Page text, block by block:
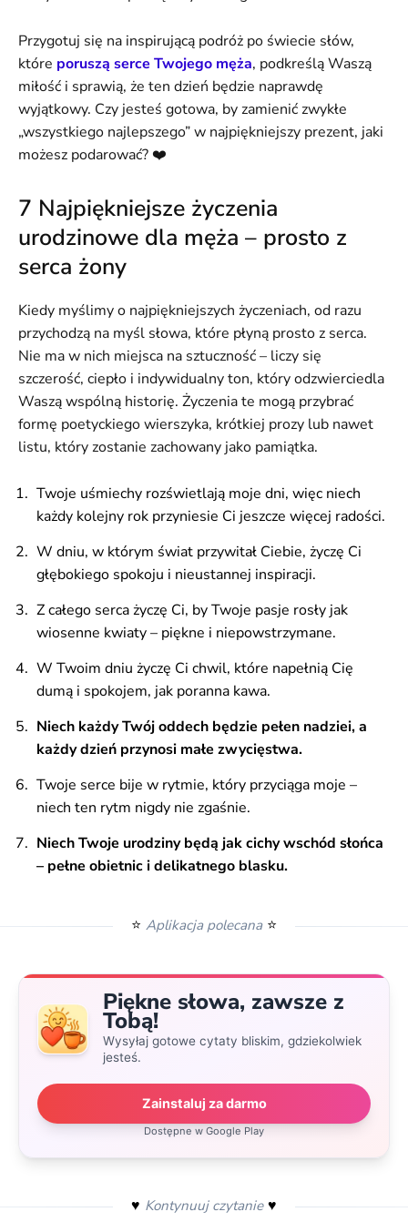
Przygotuj się na inspirującą podróż po świecie słów,
które poruszą serce Twojego męża, podkreślą Waszą
miłość i sprawią, że ten dzień będzie naprawdę
wyjątkowy. Czy jesteś gotowa, by zamienić zwykłe
„wszystkiego najlepszego” w najpiękniejszy prezent, jaki
możesz podarować? ❤️
7 Najpiękniejsze życzenia
urodzinowe dla męża – prosto z
serca żony
Kiedy myślimy o najpiękniejszych życzeniach, od razu
przychodzą na myśl słowa, które płyną prosto z serca.
Nie ma w nich miejsca na sztuczność – liczy się
szczerość, ciepło i indywidualny ton, który odzwierciedla
Waszą wspólną historię. Życzenia te mogą przybrać
formę poetyckiego wierszyka, krótkiej prozy lub nawet
listu, który zostanie zachowany jako pamiątka.
Twoje uśmiechy rozświetlają moje dni, więc niech
każdy kolejny rok przyniesie Ci jeszcze więcej radości.
W dniu, w którym świat przywitał Ciebie, życzę Ci
głębokiego spokoju i nieustannej inspiracji.
Z całego serca życzę Ci, by Twoje pasje rosły jak
wiosenne kwiaty – piękne i niepowstrzymane.
W Twoim dniu życzę Ci chwil, które napełnią Cię
dumą i spokojem, jak poranna kawa.
Niech każdy Twój oddech będzie pełen nadziei, a
każdy dzień przynosi małe zwycięstwa.
Twoje serce bije w rytmie, który przyciąga moje –
niech ten rytm nigdy nie zgaśnie.
Niech Twoje urodziny będą jak cichy wschód słońca
– pełne obietnic i delikatnego blasku.
⭐ Aplikacja polecana ⭐
Piękne słowa, zawsze z
Tobą!
Wysyłaj gotowe cytaty bliskim, gdziekolwiek
jesteś.
Zainstaluj za darmo
Dostępne w Google Play
♥️ Kontynuuj czytanie ♥️